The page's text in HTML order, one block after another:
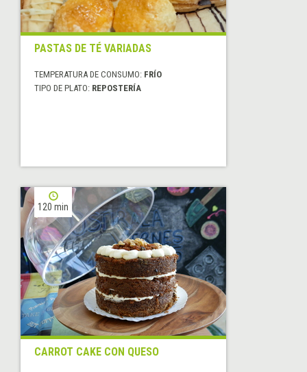
PASTAS DE TÉ VARIADAS
TEMPERATURA DE CONSUMO: FRÍO
TIPO DE PLATO: REPOSTERÍA
120 min
CARROT CAKE CON QUESO